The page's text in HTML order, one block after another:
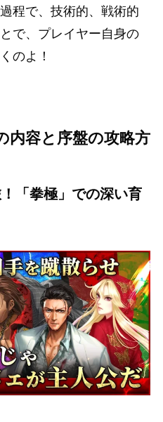
程で、技術的、戦術的
で、プレイヤー自身の
のよ！
内容と序盤の攻略方
「拳極」での深い育